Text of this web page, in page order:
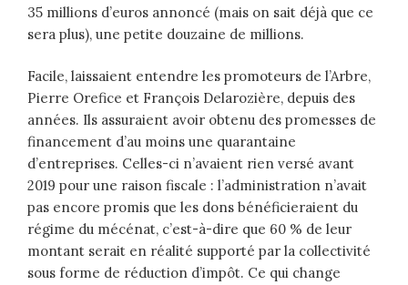
35 millions d’euros annoncé (mais on sait déjà que ce
sera plus), une petite douzaine de millions.
Facile, laissaient entendre les promoteurs de l’Arbre,
Pierre Orefice et François Delarozière, depuis des
années. Ils assuraient avoir obtenu des promesses de
financement d’au moins une quarantaine
d’entreprises. Celles-ci n’avaient rien versé avant
2019 pour une raison fiscale : l’administration n’avait
pas encore promis que les dons bénéficieraient du
régime du mécénat, c’est-à-dire que 60 % de leur
montant serait en réalité supporté par la collectivité
sous forme de réduction d’impôt. Ce qui change